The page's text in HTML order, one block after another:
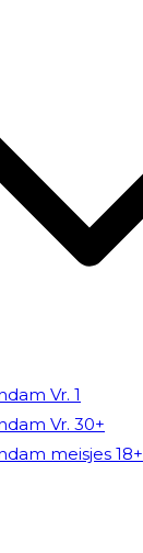
Vr. 1
Vr. 30+
meisjes 18+